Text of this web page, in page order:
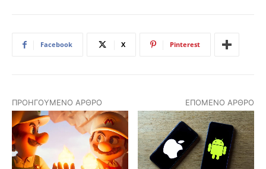
Facebook X Pinterest
ΠΡΟΗΓΟΎΜΕΝΟ ΆΡΘΡΟ ΕΠΌΜΕΝΟ ΆΡΘΡΟ